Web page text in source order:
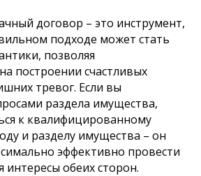
договор – это инструмент,
подходе может стать
позволяя
построении счастливых
тревог. Если вы
раздела имущества,
к квалифицированному
и разделу имущества – он
эффективно провести
обеих сторон.